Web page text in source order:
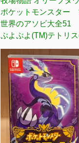
ポケットモンスター
世界のアソビ大全51
ぷよぷよ(TM)テトリ